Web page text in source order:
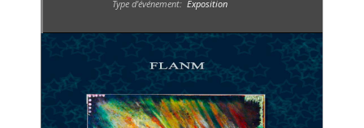
Type d'événement: Exposition